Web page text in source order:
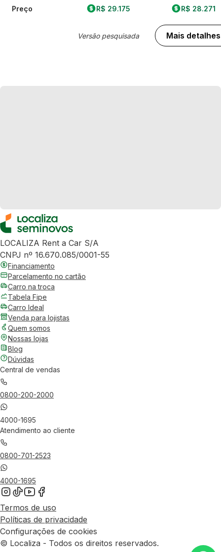
Preço R$ 29.175
Versão pesquisada
R$ 28.271
Mais detalhes
LOCALIZA Rent a Car S/A
CNPJ nº 16.670.085/0001-55
Financiamento
Parcelamento no cartão
Carro na troca
Tabela Fipe
Carro Ideal
Venda para lojistas
Quem somos
Nossas lojas
Blog
Dúvidas
Central de vendas
0800-200-2000
4000-1695
Atendimento ao cliente
0800-701-2523
4000-1695
Termos de uso
Políticas de privacidade
Configurações de cookies
© Localiza - Todos os direitos reservados.